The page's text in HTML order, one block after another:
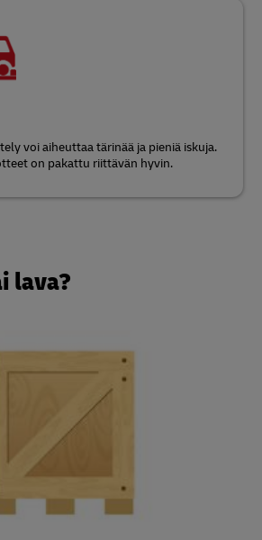
voi aiheuttaa tärinää ja pieniä iskuja.
on pakattu riittävän hyvin.
lava?